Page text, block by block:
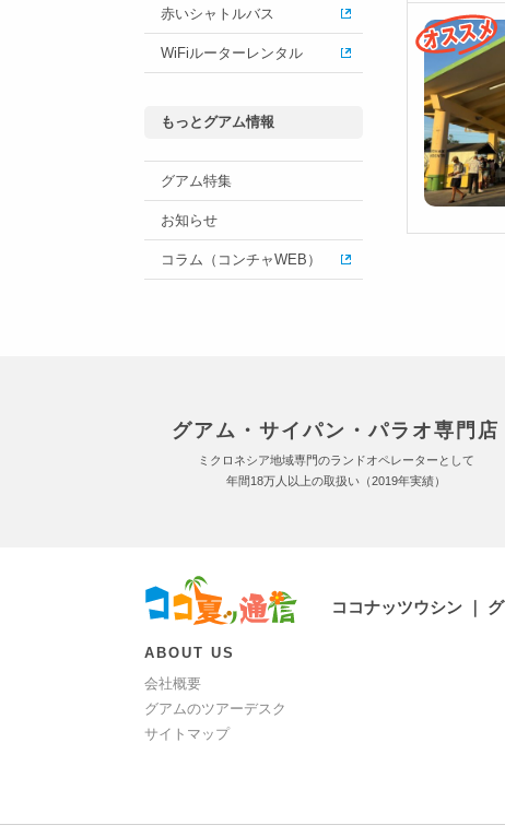
赤いシャトルバス
WiFiルーターレンタル
もっとグアム情報
グアム特集
お知らせ
コラム（コンチャWEB）
グアム・サイパン・パラオ専門店
ミクロネシア地域専門のランドオペレーターとして
年間18万人以上の取扱い（2019年実績）
ココナッツウシン ｜
ABOUT US
会社概要
グアムのツアーデスク
サイトマップ